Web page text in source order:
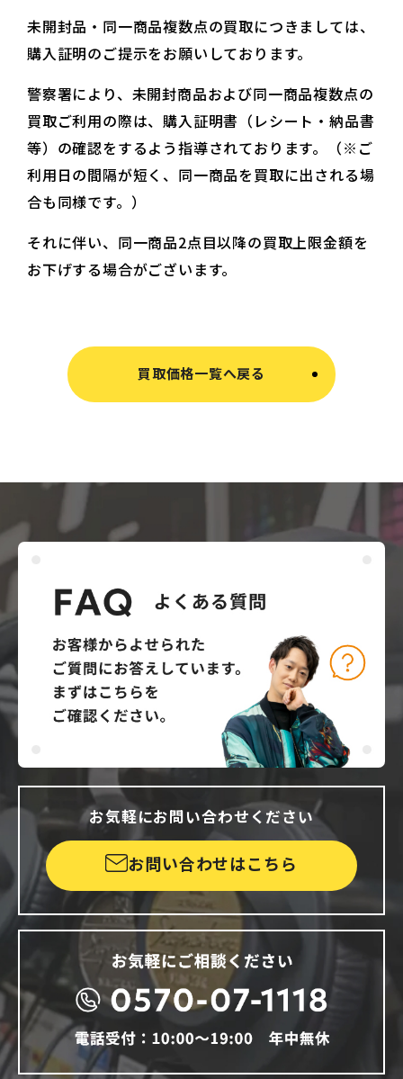
未開封品・同一商品複数点の買取につきましては、
購入証明のご提示をお願いしております。
警察署により、未開封商品および同一商品複数点の
買取ご利用の際は、購入証明書（レシート・納品書
等）の確認をするよう指導されております。（※ご
利用日の間隔が短く、同一商品を買取に出される場
合も同様です。）
それに伴い、同一商品2点目以降の買取上限金額を
お下げする場合がございます。
買取価格一覧へ戻る
お気軽にお問い合わせください
お問い合わせはこちら